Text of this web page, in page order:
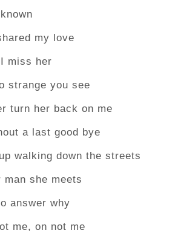
my love
miss her
strange you see
turn her back on me
a last good bye
walking down the streets
she meets
answer why
me, on not me